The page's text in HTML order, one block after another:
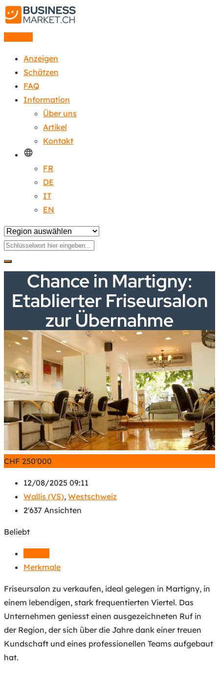
Anzeigen
Schätzen
FAQ
Information
Über uns
Artikel
Kontakt
FR
DE
IT
EN
Chance in Martigny:
Etablierter Friseursalon
zur Übernahme
CHF 250'000
12/08/2025 09:11
Wallis (VS), Westschweiz
2'637 Ansichten
Beliebt
Merkmale
Friseursalon zu verkaufen, ideal gelegen in Martigny, in
einem lebendigen, stark frequentierten Viertel. Das
Unternehmen geniesst einen ausgezeichneten Ruf in
der Region, der sich über die Jahre dank einer treuen
Kundschaft und eines professionellen Teams aufgebaut
hat.